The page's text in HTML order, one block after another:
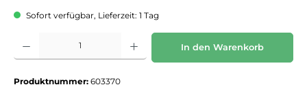
Sofort verfügbar, Lieferzeit: 1 Tag
Produkt Anzahl: Gib den gewünschten Wert ein oder benutze die Schaltflächen um
In den Warenkorb
Produktnummer: 603370